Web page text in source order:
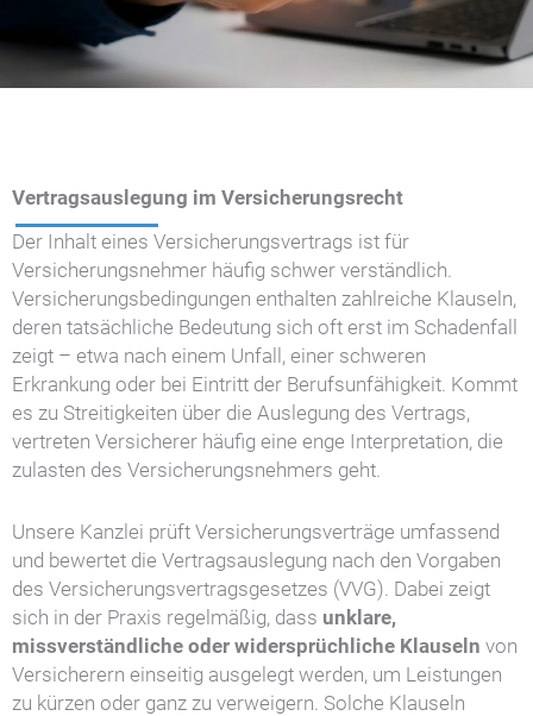
Vertragsauslegung im Versicherungsrecht
Der Inhalt eines Versicherungsvertrags ist für
Versicherungsnehmer häufig schwer verständlich.
Versicherungsbedingungen enthalten zahlreiche Klauseln,
deren tatsächliche Bedeutung sich oft erst im Schadenfall
zeigt – etwa nach einem Unfall, einer schweren
Erkrankung oder bei Eintritt der Berufsunfähigkeit. Kommt
es zu Streitigkeiten über die Auslegung des Vertrags,
vertreten Versicherer häufig eine enge Interpretation, die
zulasten des Versicherungsnehmers geht.
Unsere Kanzlei prüft Versicherungsverträge umfassend
und bewertet die Vertragsauslegung nach den Vorgaben
des Versicherungsvertragsgesetzes (VVG). Dabei zeigt
sich in der Praxis regelmäßig, dass unklare,
missverständliche oder widersprüchliche Klauseln von
Versicherern einseitig ausgelegt werden, um Leistungen
zu kürzen oder ganz zu verweigern. Solche Klauseln